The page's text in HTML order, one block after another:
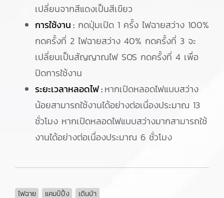
เปลี่ยนจากสีแดงเป็นสีเขียว
การใช้งาน : กดปุ่มเปิด 1 ครั้ง ไฟฉายสว่าง 100%
กดครั้งที่ 2 ไฟฉายสว่าง 40% กดครั้งที่ 3 จะ
เปลี่ยนเป็นสัญญาณไฟ SOS กดครั้งที่ 4 เพื่อ
ปิดการใช้งาน
ระยะเวลาหลอดไฟ :หากเปิดหลอดไฟแบบสว่าง
น้อยสามารถใช้งานได้อย่างต่อเนื่องประมาณ 13
ชั่วโมง หากเปิดหลอดไฟแบบสว่างมากสามารถใช้
งานได้อย่างต่อเนื่องประมาณ 6 ชั่วโมง
ไฟฉาย แคมป์ปิ้ง เดินป่า